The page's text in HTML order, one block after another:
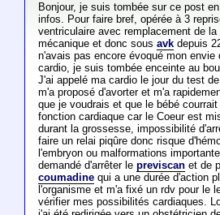
Bonjour, je suis tombée sur ce post
infos. Pour faire bref, opérée à 3
ventriculaire avec remplacement de la
mécanique et donc sous avkdepuis
n'avais pas encore évoqué mon envie
cardio, je suis tombée enceinte au
J'ai appelé ma cardio le jour du test
m'a proposé d'avorter et m'a
que je voudrais et que le bébé
fonction cardiaque car le Coeur est
durant la grossesse, impossibilité
faire un relai piqûre donc risque
l'embryon ou malformations
demandé d'arrêter le previscanet de
coumadinequi a une durée d'action
l'organisme et m'a fixé un rdv pour le
vérifier mes possibilités cardiaques.